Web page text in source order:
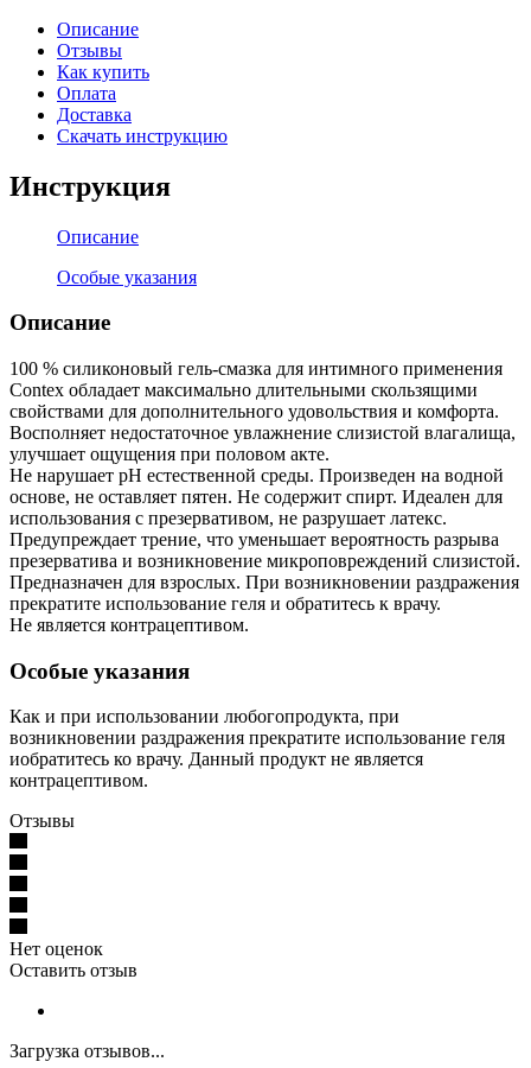
Описание
Отзывы
Как купить
Оплата
Доставка
Скачать инструкцию
Инструкция
Описание
Особые указания
Описание
100 % силиконовый гель-смазка для интимного применения
Contex обладает максимально длительными скользящими
свойствами для дополнительного удовольствия и комфорта.
Восполняет недостаточное увлажнение слизистой влагалища,
улучшает ощущения при половом акте.
Не нарушает pH естественной среды. Произведен на водной
основе, не оставляет пятен. Не содержит спирт. Идеален для
использования с презервативом, не разрушает латекс.
Предупреждает трение, что уменьшает вероятность разрыва
презерватива и возникновение микроповреждений слизистой.
Предназначен для взрослых. При возникновении раздражения
прекратите использование геля и обратитесь к врачу.
Не является контрацептивом.
Особые указания
Как и при использовании любогопродукта, при
возникновении раздражения прекратите использование геля
иобратитесь ко врачу. Данный продукт не является
контрацептивом.
Отзывы
Нет оценок
Оставить отзыв
Загрузка отзывов...